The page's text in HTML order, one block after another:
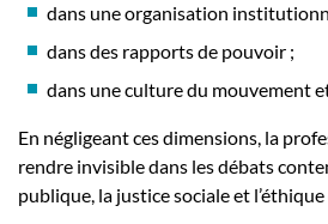
dans une organisation
dans des rapports de pouvoir ;
dans une culture du mouvement
En négligeant ces dimensions, la
rendre invisible dans les débats
publique, la justice sociale et